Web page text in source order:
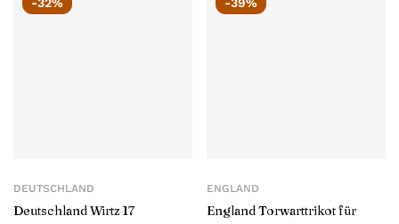
DEUTSCHLAND
Deutschland Wirtz 17
ENGLAND
England Torwarttrikot für